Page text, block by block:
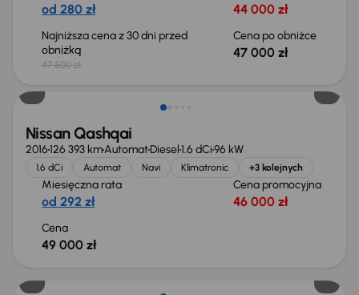
od 280 zł 44 000 zł
Najniższa cena z 30 dni przed
obniżką
47 500 zł
Cena po obniżce
47 000 zł
Świeżo skupione
Nissan Qashqai
2016126 393 kmAutomatDiesel1.6 dCi96 kW
1.6 dCi Automat Navi Klimatronic +3 kolejnych
Miesięczna rata
od 292 zł
Cena promocyjna
46 000 zł
Cena
49 000 zł